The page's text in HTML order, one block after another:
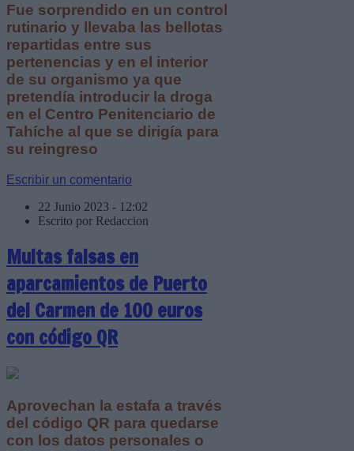
Fue sorprendido en un control
rutinario y llevaba las bellotas
repartidas entre sus
pertenencias y en el interior
de su organismo ya que
pretendía introducir la droga
en el Centro Penitenciario de
Tahíche al que se dirigía para
su reingreso
Escribir un comentario
22 Junio 2023 - 12:02
Escrito por Redaccion
Multas falsas en
aparcamientos de Puerto
del Carmen de 100 euros
con código QR
Aprovechan la estafa a través
del código QR para quedarse
con los datos personales o